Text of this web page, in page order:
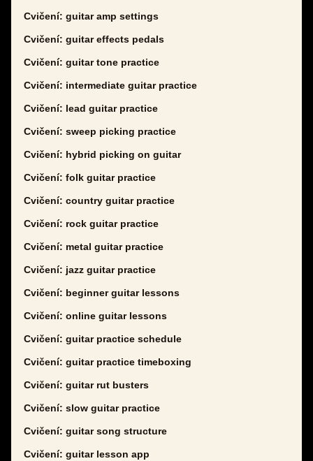
Cvičení: guitar amp settings
Cvičení: guitar effects pedals
Cvičení: guitar tone practice
Cvičení: intermediate guitar practice
Cvičení: lead guitar practice
Cvičení: sweep picking practice
Cvičení: hybrid picking on guitar
Cvičení: folk guitar practice
Cvičení: country guitar practice
Cvičení: rock guitar practice
Cvičení: metal guitar practice
Cvičení: jazz guitar practice
Cvičení: beginner guitar lessons
Cvičení: online guitar lessons
Cvičení: guitar practice schedule
Cvičení: guitar practice timeboxing
Cvičení: guitar rut busters
Cvičení: slow guitar practice
Cvičení: guitar song structure
Cvičení: guitar lesson app